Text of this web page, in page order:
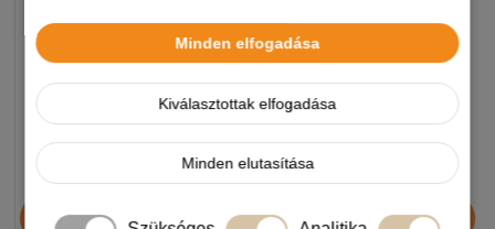
Minden elfogadása
Kiválasztottak elfogadása
Minden elutasítása
jutalomfalat 25g
kutyatáp 15+3kg